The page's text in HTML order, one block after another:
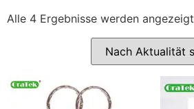
Alle 4 Ergebnisse werden angezeigt